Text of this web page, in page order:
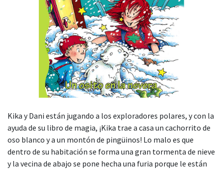
Kika y Dani están jugando a los exploradores polares, y con la
ayuda de su libro de magia, ¡Kika trae a casa un cachorrito de
oso blanco y a un montón de pingüinos! Lo malo es que
dentro de su habitación se forma una gran tormenta de nieve
y la vecina de abajo se pone hecha una furia porque le están